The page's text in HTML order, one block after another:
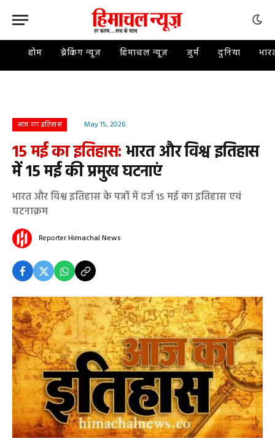
होम ब्रेकिंग न्यूज़ हिमाचल न्यूज़ जुर्म दुनिया
आज का इतिहास May 15, 2026
15 मई का इतिहास:भारत और विश्व इतिहास
में 15 मई की प्रमुख घटनाएं
भारत और विश्व इतिहास के पन्नों में दर्ज 15 मई का इतिहास एवं
घटनाक्रम
ReporterHimachal News